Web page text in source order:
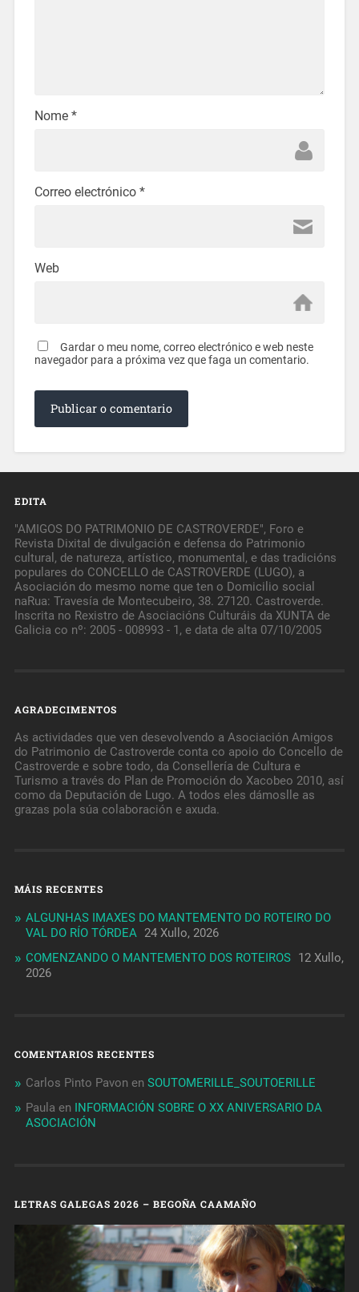
Nome *
Correo electrónico *
Web
Gardar o meu nome, correo electrónico e web neste
navegador para a próxima vez que faga un comentario.
EDITA
"AMIGOS DO PATRIMONIO DE CASTROVERDE", Foro e
Revista Dixital de divulgación e defensa do Patrimonio
cultural, de natureza, artístico, monumental, e das tradicións
populares do CONCELLO de CASTROVERDE (LUGO), a
Asociación do mesmo nome que ten o Domicilio social
naRua: Travesía de Montecubeiro, 38. 27120. Castroverde.
Inscrita no Rexistro de Asociacións Culturáis da XUNTA de
Galicia co nº: 2005 - 008993 - 1, e data de alta 07/10/2005
AGRADECIMENTOS
As actividades que ven desevolvendo a Asociación Amigos
do Patrimonio de Castroverde conta co apoio do Concello de
Castroverde e sobre todo, da Consellería de Cultura e
Turismo a través do Plan de Promoción do Xacobeo 2010, así
como da Deputación de Lugo. A todos eles dámoslle as
grazas pola súa colaboración e axuda.
MÁIS RECENTES
ALGUNHAS IMAXES DO MANTEMENTO DO ROTEIRO DO
VAL DO RÍO TÓRDEA 24 Xullo, 2026
COMENZANDO O MANTEMENTO DOS ROTEIROS 12 Xullo,
2026
COMENTARIOS RECENTES
Carlos Pinto Pavon en SOUTOMERILLE_SOUTOERILLE
Paula en INFORMACIÓN SOBRE O XX ANIVERSARIO DA
ASOCIACIÓN
LETRAS GALEGAS 2026 – BEGOÑA CAAMAÑO